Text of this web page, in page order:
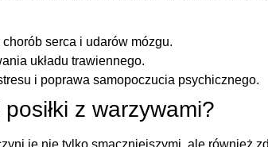
serca i udarów mózgu.
układu trawiennego.
i poprawa samopoczucia psychicznego.
z warzywami?
je nie tylko smaczniejszymi, ale również